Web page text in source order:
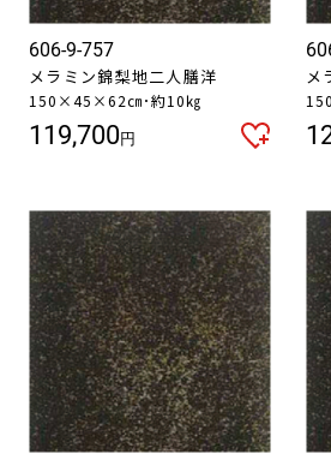
606-9-757
メラミン錦梨地二人膳洋
150×45×62㎝･約10㎏
119,700円
メ